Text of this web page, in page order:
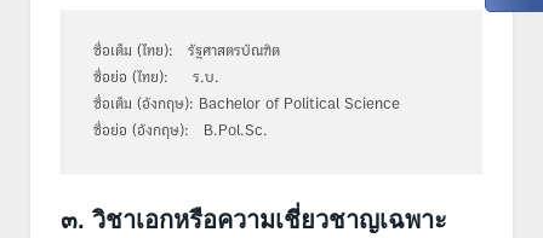
ชื่อเต็ม (ไทย): รัฐศาสตรบัณฑิต
ชื่อย่อ (ไทย): ร.บ.
ชื่อเต็ม (อังกฤษ): Bachelor of Political Science
ชื่อย่อ (อังกฤษ): B.Pol.Sc.
๓. วิชาเอกหรือความเชี่ยวชาญเฉพาะ